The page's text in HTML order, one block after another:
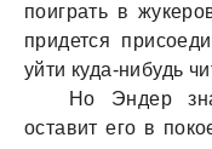
поиграть в
придется
уйти куда-нибудь
Но Эндер
оставит его в